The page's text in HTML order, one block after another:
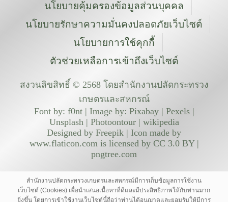
นโยบายคุ้มครองข้อมูลส่วนบุคคล
นโยบายรักษาความมั่นคงปลอดภัยเว็บไซต์
นโยบายการใช้คุกกี้
ตัวช่วยเหลือการเข้าถึงเว็บไซต์
สงวนลิขสิทธิ์ © 2568 โดยสำนักงานปลัดกระทรวง
เกษตรและสหกรณ์
Font by: f0nt | Image by: Pixabay | Pexels |
Unsplash | Photoontour | wikipedia
Designed by Freepik | Icon made by
www.flaticon.com is licensed by CC 3.0 BY |
pngtree.com
สำนักงานปลัดกระทรวงเกษตรและสหกรณ์มีการเก็บข้อมูลการใช้งาน
เว็บไซต์ (Cookies) เพื่อนำเสนอเนื้อหาที่ดีและมีประสิทธิภาพให้กับท่านมาก
ยิ่งขึ้น โดยการเข้าใช้งานเว็บไซต์นี้ถือว่าท่านได้อนุญาตและยอมรับให้มีการ